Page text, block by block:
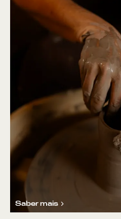
Saber mais